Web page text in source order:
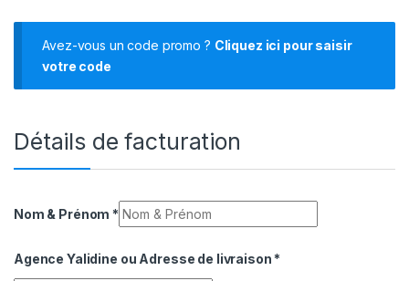
Avez-vous un code promo ? Cliquez ici pour saisir
votre code
Détails de facturation
Nom & Prénom *
Agence Yalidine ou Adresse de livraison *